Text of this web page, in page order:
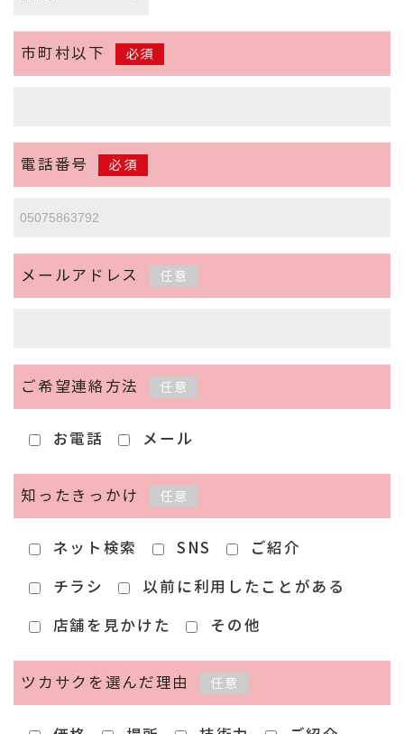
市町村以下 必須
電話番号 必須
メールアドレス 任意
ご希望連絡方法 任意
お電話 メール
知ったきっかけ 任意
ネット検索 SNS
ご紹介
チラシ
以前に利用したことがある
店舗を見かけた
その他
ツカサクを選んだ理由 任意